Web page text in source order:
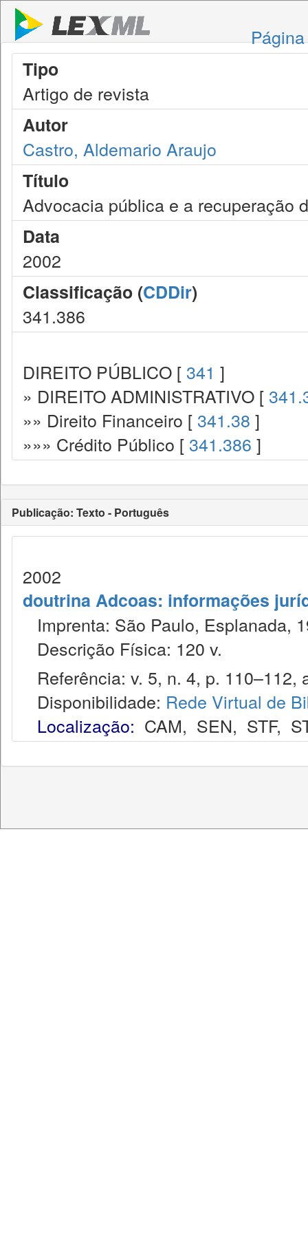
Tipo
Artigo de revista
Autor
Castro, Aldemario Araujo
Título
Advocacia pública e a recuperação
Data
2002
Classificação (CDDir)
341.386
DIREITO PÚBLICO [ 341 ]
» DIREITO ADMINISTRATIVO [
»» Direito Financeiro [ 341.38 ]
»»» Crédito Público [ 341.386 ]
Publicação: Texto - Português
2002
doutrina Adcoas: informações
Imprenta: São Paulo, Esplanada,
Descrição Física: 120 v.
Referência: v. 5, n. 4, p. 110–112,
Disponibilidade: Rede Virtual de
Localização: CAM, SEN, STF,